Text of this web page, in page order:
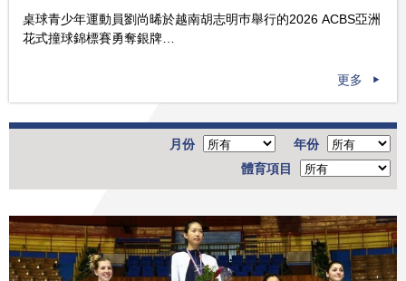
桌球青少年運動員劉尚晞於越南胡志明巿舉行的2026 ACBS亞洲
花式撞球錦標賽勇奪銀牌…
更多
年份
月份
體育項目